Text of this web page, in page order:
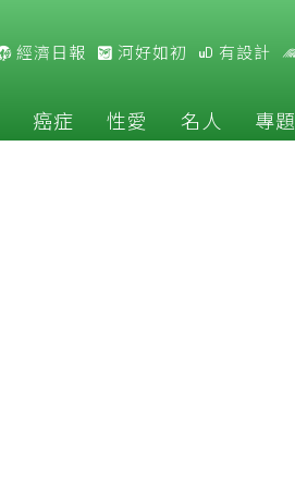
經濟日報 河好如初 有設計
癌症 性愛 名人 專題